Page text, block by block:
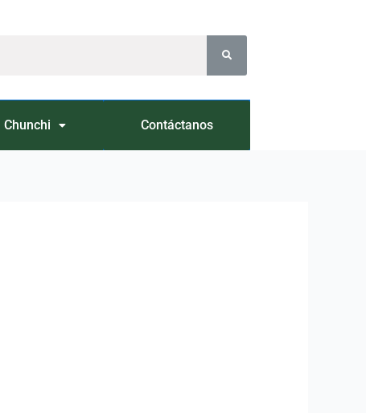
Chunchi Contáctanos